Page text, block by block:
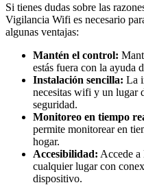
Si tienes dudas sobre las
Vigilancia Wifi es necesario
algunas ventajas:
Mantén el control:
estás fuera con la ayuda
Instalación sencilla: La
necesitas wifi y un lugar
seguridad.
Monitoreo en tiempo
permite monitorear en
hogar.
Accesibilidad: Accede a
cualquier lugar con
dispositivo.